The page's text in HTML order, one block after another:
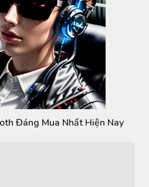
Đáng Mua Nhất Hiện Nay